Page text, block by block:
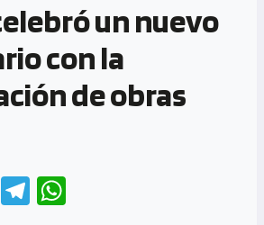
un nuevo
con la
de obras
C
Te